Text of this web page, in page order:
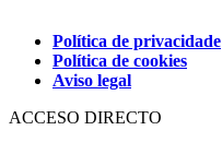
Política de privacidade
Política de cookies
Aviso legal
ACCESO DIRECTO